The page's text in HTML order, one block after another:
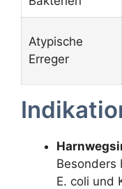
Atypische
Erreger
Besonders
E. coli und